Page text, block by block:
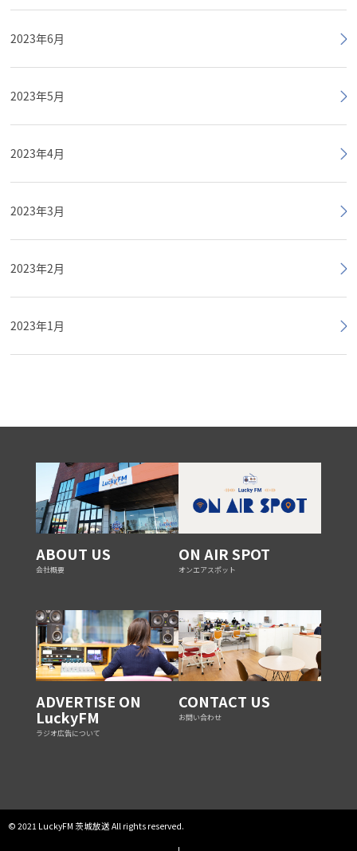
2023年6月
2023年5月
2023年4月
2023年3月
2023年2月
2023年1月
ABOUT US
会社概要
ON AIR SPOT
オンエアスポット
ADVERTISE ON
LuckyFM
ラジオ広告について
CONTACT US
お問い合わせ
© 2021 LuckyFM 茨城放送 All rights reserved.